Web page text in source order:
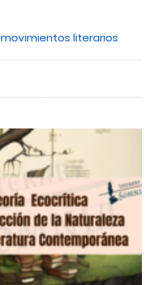
movimientos literarios